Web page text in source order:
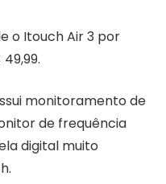
o Itouch Air 3 por
monitoramento de
de frequência
digital muito